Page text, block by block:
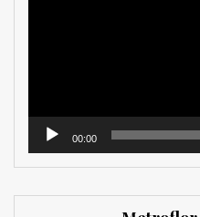
00:00